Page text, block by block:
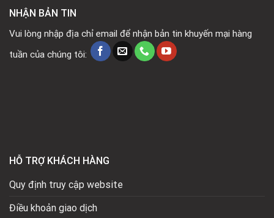
NHẬN BẢN TIN
Vui lòng nhập địa chỉ email để nhận bản tin khuyến mại hàng
tuần của chúng tôi:
HỖ TRỢ KHÁCH HÀNG
Quy định truy cập website
Điều khoản giao dịch